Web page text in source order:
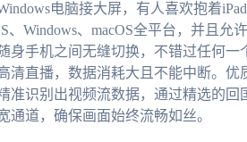
电脑接大屏，有人喜欢抱着
Windows、macOS全平台，并且允
身手机之间无缝切换，不错过任何一
清直播，数据消耗大且不能中断。优
准识别出视频流数据，通过精选的回
道，确保画面始终流畅如丝。